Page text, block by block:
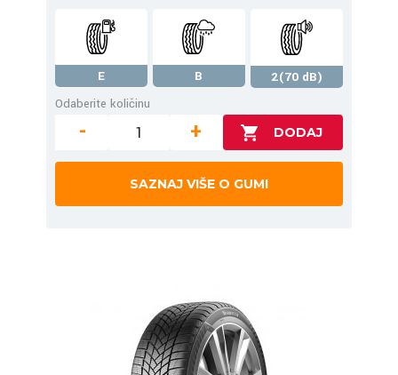
E B
2(70 dB)
Odaberite količinu
- +
SAZNAJ VIŠE O GUMI